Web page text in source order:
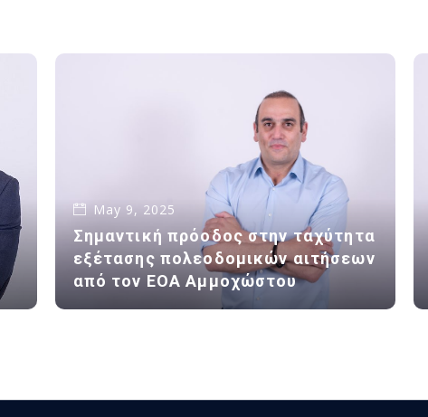
May 9, 2025
Σημαντική πρόοδος στην ταχύτητα
εξέτασης πολεοδομικών αιτήσεων
από τον ΕΟΑ Αμμοχώστου